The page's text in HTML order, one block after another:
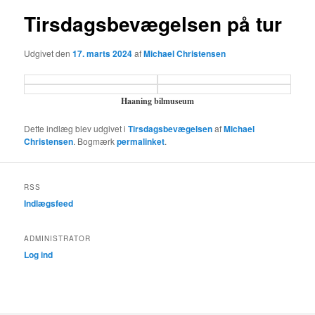
Tirsdagsbevægelsen på tur
Udgivet den17. marts 2024afMichael Christensen
Haaning bilmuseum
Dette indlæg blev udgivet iTirsdagsbevægelsenafMichael
Christensen. Bogmærkpermalinket.
RSS
Indlægsfeed
ADMINISTRATOR
Log ind